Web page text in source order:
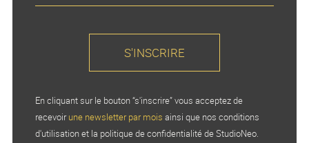
En cliquant sur le bouton “s'inscrire” vous acceptez de
recevoirune newsletter par mois ainsi que nos conditions
d'utilisation et la politique de confidentialité de StudioNeo.